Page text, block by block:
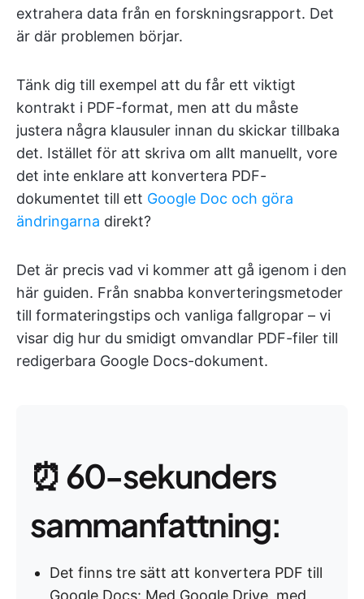
extrahera data från en forskningsrapport. Det
är där problemen börjar.
Tänk dig till exempel att du får ett viktigt
kontrakt i PDF-format, men att du måste
justera några klausuler innan du skickar tillbaka
det. Istället för att skriva om allt manuellt, vore
det inte enklare att konvertera PDF-
dokumentet till ett Google Doc och göra
ändringarna direkt?
Det är precis vad vi kommer att gå igenom i den
här guiden. Från snabba konverteringsmetoder
till formateringstips och vanliga fallgropar – vi
visar dig hur du smidigt omvandlar PDF-filer till
redigerbara Google Docs-dokument.
⏰ 60-sekunders
sammanfattning:
Det finns tre sätt att konvertera PDF till
Google Docs: Med Google Drive, med